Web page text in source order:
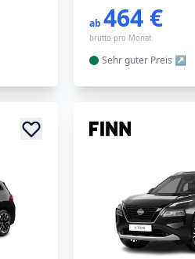
ab 464 €
brutto pro Monat
Sehr guter Preis